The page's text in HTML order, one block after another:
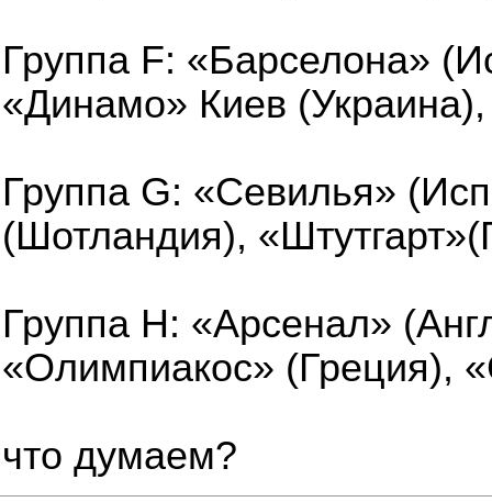
Группа F: «Барселона»
«Динамо» Киев
Группа G: «Севилья»
(Шотландия),
Группа H: «Арсенал»
«Олимпиакос» (Греция),
что думаем?